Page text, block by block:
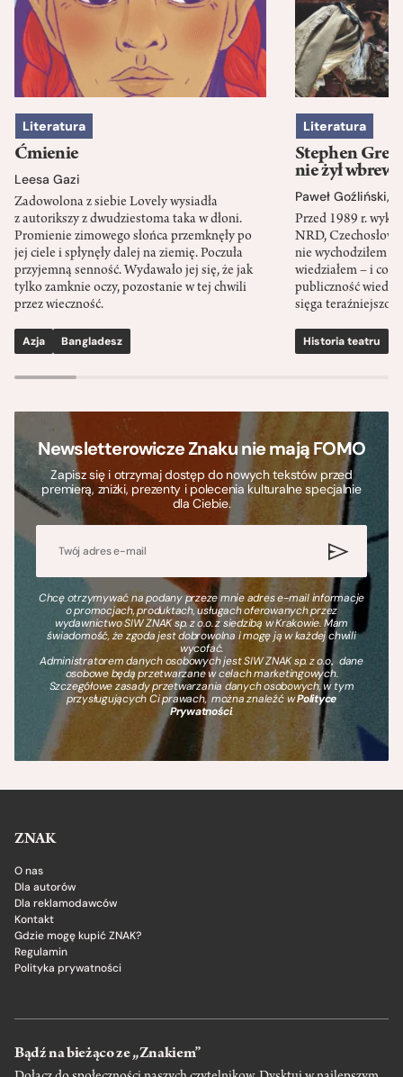
Literatura
Ćmienie
Leesa Gazi
Zadowolona z siebie Lovely wysiadła
z autorikszy z dwudziestoma taka w dłoni.
Promienie zimowego słońca przemknęły po
jej ciele i spłynęły dalej na ziemię. Poczuła
przyjemną senność. Wydawało jej się, że jak
tylko zamknie oczy, pozostanie w tej chwili
przez wieczność.
Azja Bangladesz
Literatura
Stephen
nie żył wbrew
Paweł Goźliński,
Przed 1989 r.
NRD,
nie wychodziłem
wiedziałem – i co
publiczność
sięga
Historia teatru
Newsletterowicze Znaku nie mają FOMO
Zapisz się i otrzymaj dostęp do nowych tekstów przed
premierą, zniżki, prezenty i polecenia kulturalne specjalnie
dla Ciebie.
Chcę otrzymywać na podany przeze mnie adres e-mail informacje
o promocjach, produktach, usługach oferowanych przez
wydawnictwo SIW ZNAK sp. z o.o. z siedzibą w Krakowie. Mam
świadomość, że zgoda jest dobrowolna i mogę ją w każdej chwili
wycofać.
Administratorem danych osobowych jest SIW ZNAK sp. z o.o., dane
osobowe będą przetwarzane w celach marketingowych.
Szczegółowe zasady przetwarzania danych osobowych, w tym
przysługujących Ci prawach, można znaleźć wPolityce
Prywatności.
ZNAK
O nas
Dla autorów
Dla reklamodawców
Kontakt
Gdzie mogę kupić ZNAK?
Regulamin
Polityka prywatności
Bądź na bieżąco ze „Znakiem”